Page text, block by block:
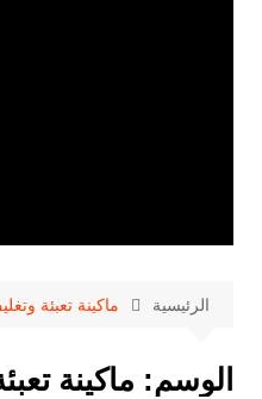
الرئيسية ماكينة تعبئة
الوسم: ماكينة